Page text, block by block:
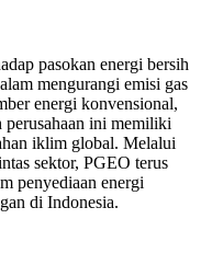
pasokan energi bersih
mengurangi emisi gas
energi konvensional,
perusahaan ini memiliki
iklim global. Melalui
sektor, PGEO terus
penyediaan energi
di Indonesia.